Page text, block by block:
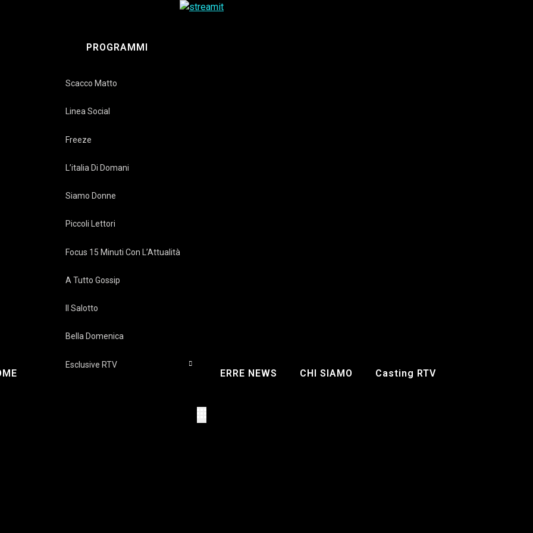
PROGRAMMI
Scacco Matto
Linea Social
Freeze
L’italia Di Domani
Siamo Donne
Piccoli Lettori
Focus 15 Minuti Con L’Attualità
A Tutto Gossip
Il Salotto
Bella Domenica
Esclusive RTV
ERRE NEWS CHI SIAMO Casting RTV